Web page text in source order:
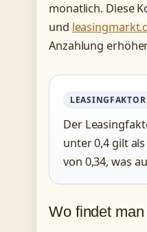
monatlich. Diese
und
Anzahlung
Der
unter 0,4 gilt
von 0,34, was
Wo findet